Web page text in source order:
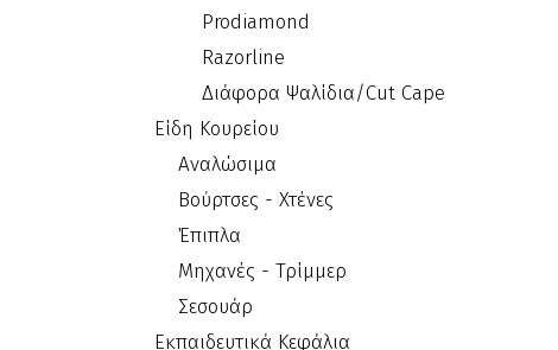
Prodiamond
Razorline
Διάφορα Ψαλίδια/Cut Cape
Είδη Κουρείου
Αναλώσιμα
Βούρτσες - Χτένες
Έπιπλα
Μηχανές - Τρίμμερ
Σεσουάρ
Εκπαιδευτικά Κεφάλια